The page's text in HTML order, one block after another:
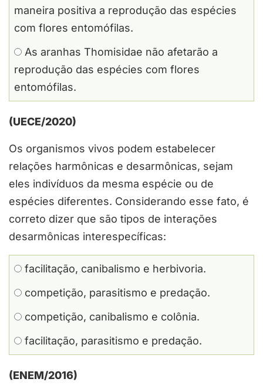
maneira positiva a reprodução das espécies
com flores entomófilas.
As aranhas Thomisidae não afetarão a
reprodução das espécies com flores
entomófilas.
(UECE/2020)
Os organismos vivos podem estabelecer
relações harmônicas e desarmônicas, sejam
eles indivíduos da mesma espécie ou de
espécies diferentes. Considerando esse fato, é
correto dizer que são tipos de interações
desarmônicas interespecíficas:
facilitação, canibalismo e herbivoria.
competição, parasitismo e predação.
competição, canibalismo e colônia.
facilitação, parasitismo e predação.
(ENEM/2016)